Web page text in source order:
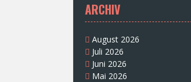
ARCHIV
August 2026
Juli 2026
Juni 2026
Mai 2026